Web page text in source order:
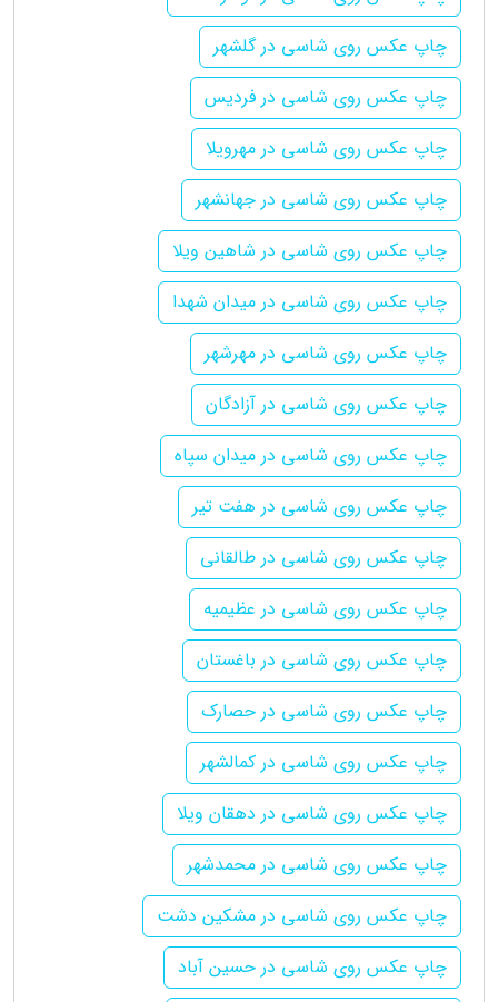
چاپ عکس روی شاسی در گلشهر
چاپ عکس روی شاسی در فردیس
چاپ عکس روی شاسی در مهرویلا
چاپ عکس روی شاسی در جهانشهر
چاپ عکس روی شاسی در شاهین ویلا
چاپ عکس روی شاسی در میدان شهدا
چاپ عکس روی شاسی در مهرشهر
چاپ عکس روی شاسی در آزادگان
چاپ عکس روی شاسی در میدان سپاه
چاپ عکس روی شاسی در هفت تیر
چاپ عکس روی شاسی در طالقانی
چاپ عکس روی شاسی در عظیمیه
چاپ عکس روی شاسی در باغستان
چاپ عکس روی شاسی در حصارک
چاپ عکس روی شاسی در کمالشهر
چاپ عکس روی شاسی در دهقان ویلا
چاپ عکس روی شاسی در محمدشهر
چاپ عکس روی شاسی در مشکین دشت
چاپ عکس روی شاسی در حسین آباد